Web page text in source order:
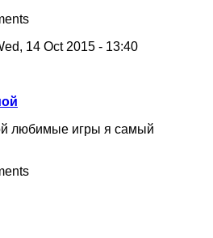
14 Oct 2015 - 13:40
любимые игры я самый